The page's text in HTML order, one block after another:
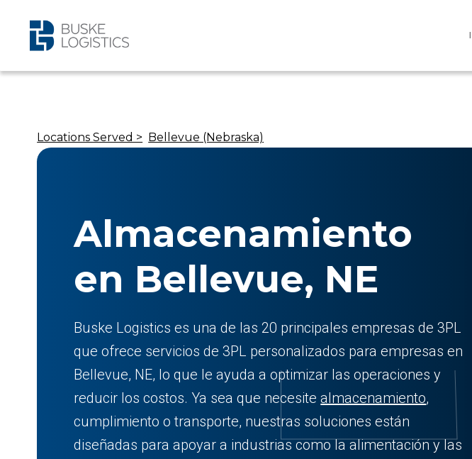
Locations Served > Bellevue (Nebraska)
Almacenamiento
en Bellevue, NE
Buske Logistics es una de las 20 principales empresas de 3PL
que ofrece servicios de 3PL personalizados para empresas en
Bellevue, NE, lo que le ayuda a optimizar las operaciones y
reducir los costos. Ya sea que necesitealmacenamiento,
cumplimiento o transporte, nuestras soluciones están
diseñadas para apoyar a industrias como la alimentación y las